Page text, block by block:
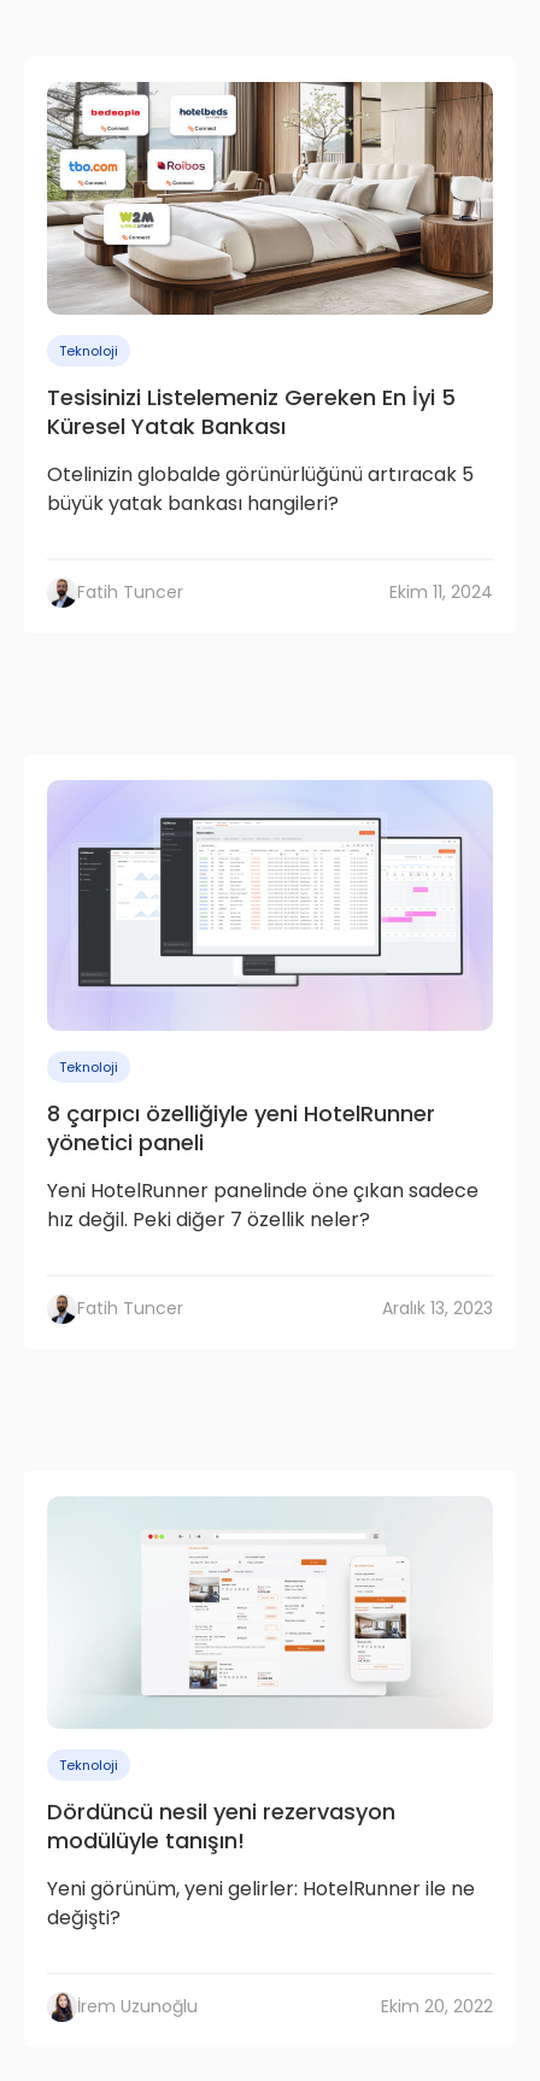
Teknoloji
Tesisinizi Listelemeniz Gereken En İyi 5
Küresel Yatak Bankası
Otelinizin globalde görünürlüğünü artıracak 5
büyük yatak bankası hangileri?
Fatih Tuncer Ekim 11, 2024
Teknoloji
8 çarpıcı özelliğiyle yeni HotelRunner
yönetici paneli
Yeni HotelRunner panelinde öne çıkan sadece
hız değil. Peki diğer 7 özellik neler?
Fatih Tuncer Aralık 13, 2023
Teknoloji
Dördüncü nesil yeni rezervasyon
modülüyle tanışın!
Yeni görünüm, yeni gelirler: HotelRunner ile ne
değişti?
İrem Uzunoğlu Ekim 20, 2022